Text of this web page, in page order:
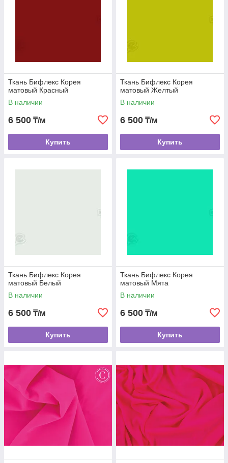
Ткань Бифлекс Корея
матовый Красный
В наличии
6 500 ₸/м
Купить
Ткань Бифлекс Корея
матовый Желтый
В наличии
6 500 ₸/м
Купить
Ткань Бифлекс Корея
матовый Белый
В наличии
6 500 ₸/м
Купить
Ткань Бифлекс Корея
матовый Мята
В наличии
6 500 ₸/м
Купить